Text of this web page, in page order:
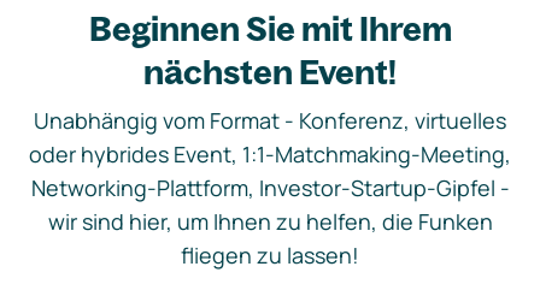
Beginnen Sie mit Ihrem
nächsten Event!
Unabhängig vom Format - Konferenz, virtuelles
oder hybrides Event, 1:1-Matchmaking-Meeting,
Networking-Plattform, Investor-Startup-Gipfel -
wir sind hier, um Ihnen zu helfen, die Funken
fliegen zu lassen!